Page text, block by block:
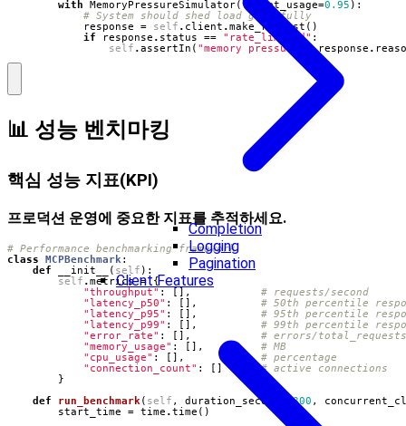
Completion
Logging
Pagination
Client Features
with MemoryPressureSimulator(target_usage=0.95 ):
# System should shed load gracefully
response
= self . client .make_request ()
if
response . status == "rate_limited" :
self .assertIn ( "memory_pressure" , response .
📊 성능 벤치마킹
핵심 성능 지표(KPI)
프로덕션 운영에 중요한 지표를 추적하세요.
# Performance benchmarking framework
class
MCPBenchmark :
def
__init__ ( self ):
self .metrics =
{
"throughput" : [],
# requests/second
"latency_p50" : [],
# 50th percentile
"latency_p95" : [],
# 95th percentile
"latency_p99" : [],
# 99th percentile
"error_rate" : [],
# errors/total_requests
"memory_usage" : [],
# MB
"cpu_usage" : [],
# percentage
"connection_count" : []
# active connections
}
def
run_benchmark ( self , duration_seconds =300 ,
start_time
= time .time ()